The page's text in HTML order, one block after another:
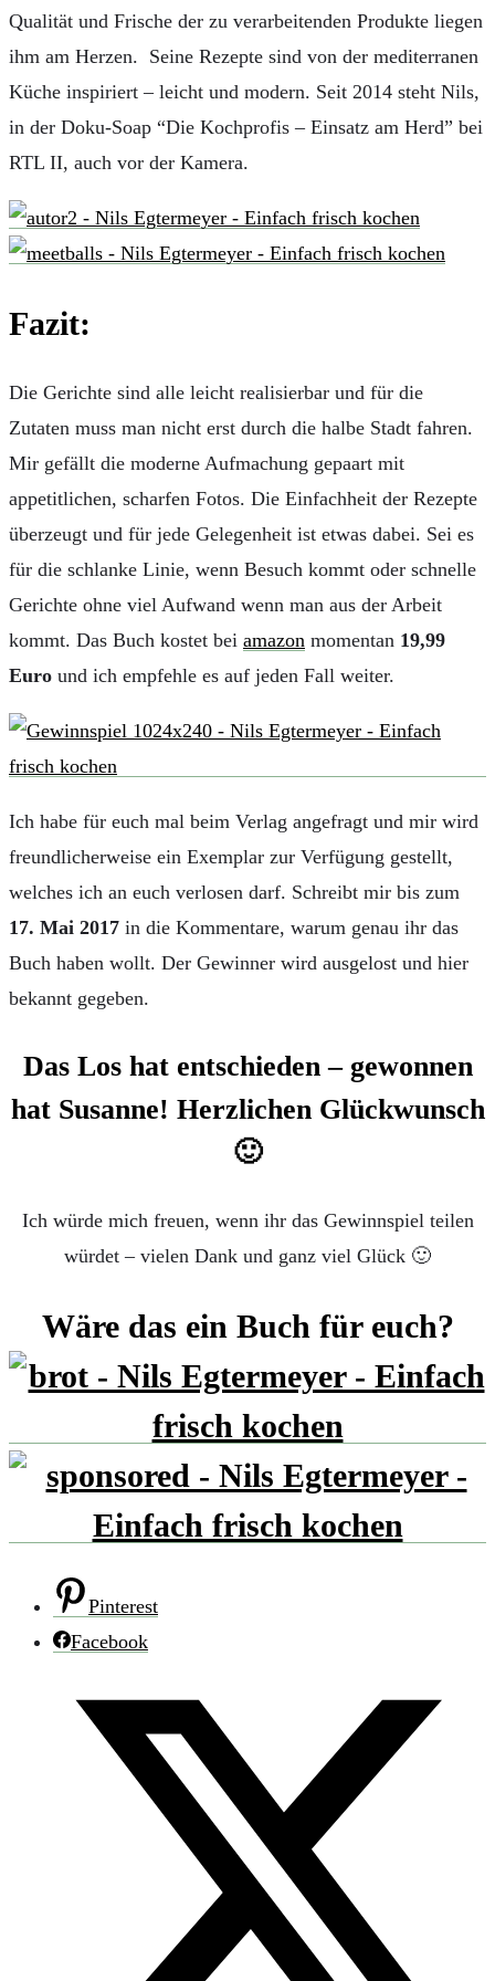
Qualität und Frische der zu verarbeitenden Produkte liegen
ihm am Herzen. Seine Rezepte sind von der mediterranen
Küche inspiriert – leicht und modern. Seit 2014 steht Nils,
in der Doku-Soap “Die Kochprofis – Einsatz am Herd” bei
RTL II, auch vor der Kamera.
Fazit:
Die Gerichte sind alle leicht realisierbar und für die
Zutaten muss man nicht erst durch die halbe Stadt fahren.
Mir gefällt die moderne Aufmachung gepaart mit
appetitlichen, scharfen Fotos. Die Einfachheit der Rezepte
überzeugt und für jede Gelegenheit ist etwas dabei. Sei es
für die schlanke Linie, wenn Besuch kommt oder schnelle
Gerichte ohne viel Aufwand wenn man aus der Arbeit
kommt. Das Buch kostet bei amazon momentan 19,99
Euro und ich empfehle es auf jeden Fall weiter.
Ich habe für euch mal beim Verlag angefragt und mir wird
freundlicherweise ein Exemplar zur Verfügung gestellt,
welches ich an euch verlosen darf. Schreibt mir bis zum
17. Mai 2017 in die Kommentare, warum genau ihr das
Buch haben wollt. Der Gewinner wird ausgelost und hier
bekannt gegeben.
Das Los hat entschieden – gewonnen
hat Susanne! Herzlichen Glückwunsch
🙂
Ich würde mich freuen, wenn ihr das Gewinnspiel teilen
würdet – vielen Dank und ganz viel Glück 🙂
Wäre das ein Buch für euch?
Pinterest
Facebook